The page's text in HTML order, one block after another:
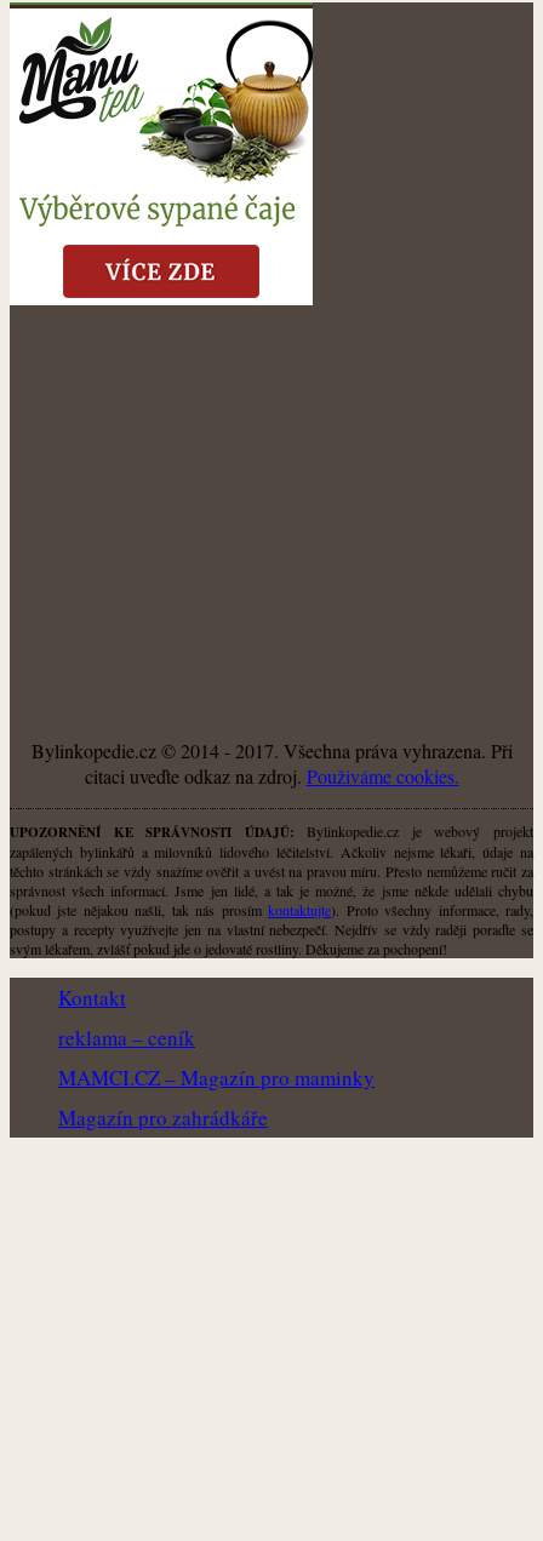
Bylinkopedie.cz © 2014 - 2017. Všechna práva vyhrazena. Při
citaci uveďte odkaz na zdroj. Použiváme cookies.
UPOZORNĚNÍ KE SPRÁVNOSTI ÚDAJŮ: Bylinkopedie.cz je webový projekt
zapálených bylinkářů a milovníků lidového léčitelství. Ačkoliv nejsme lékaři, údaje na
těchto stránkách se vždy snažíme ověřit a uvést na pravou míru. Přesto nemůžeme ručit za
správnost všech informací. Jsme jen lidé, a tak je možné, že jsme někde udělali chybu
(pokud jste nějakou našli, tak nás prosímkontaktujte). Proto všechny informace, rady,
postupy a recepty využívejte jen na vlastní nebezpečí. Nejdřív se vždy raději poraďte se
svým lékařem, zvlášť pokud jde o jedovaté rostliny. Děkujeme za pochopení!
Kontakt
reklama – ceník
MAMCI.CZ – Magazín pro maminky
Magazín pro zahrádkáře